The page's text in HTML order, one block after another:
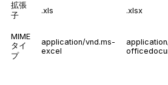
拡張
子
.xls .xlsx
MIME
タイ
プ
application/vnd.ms-
excel